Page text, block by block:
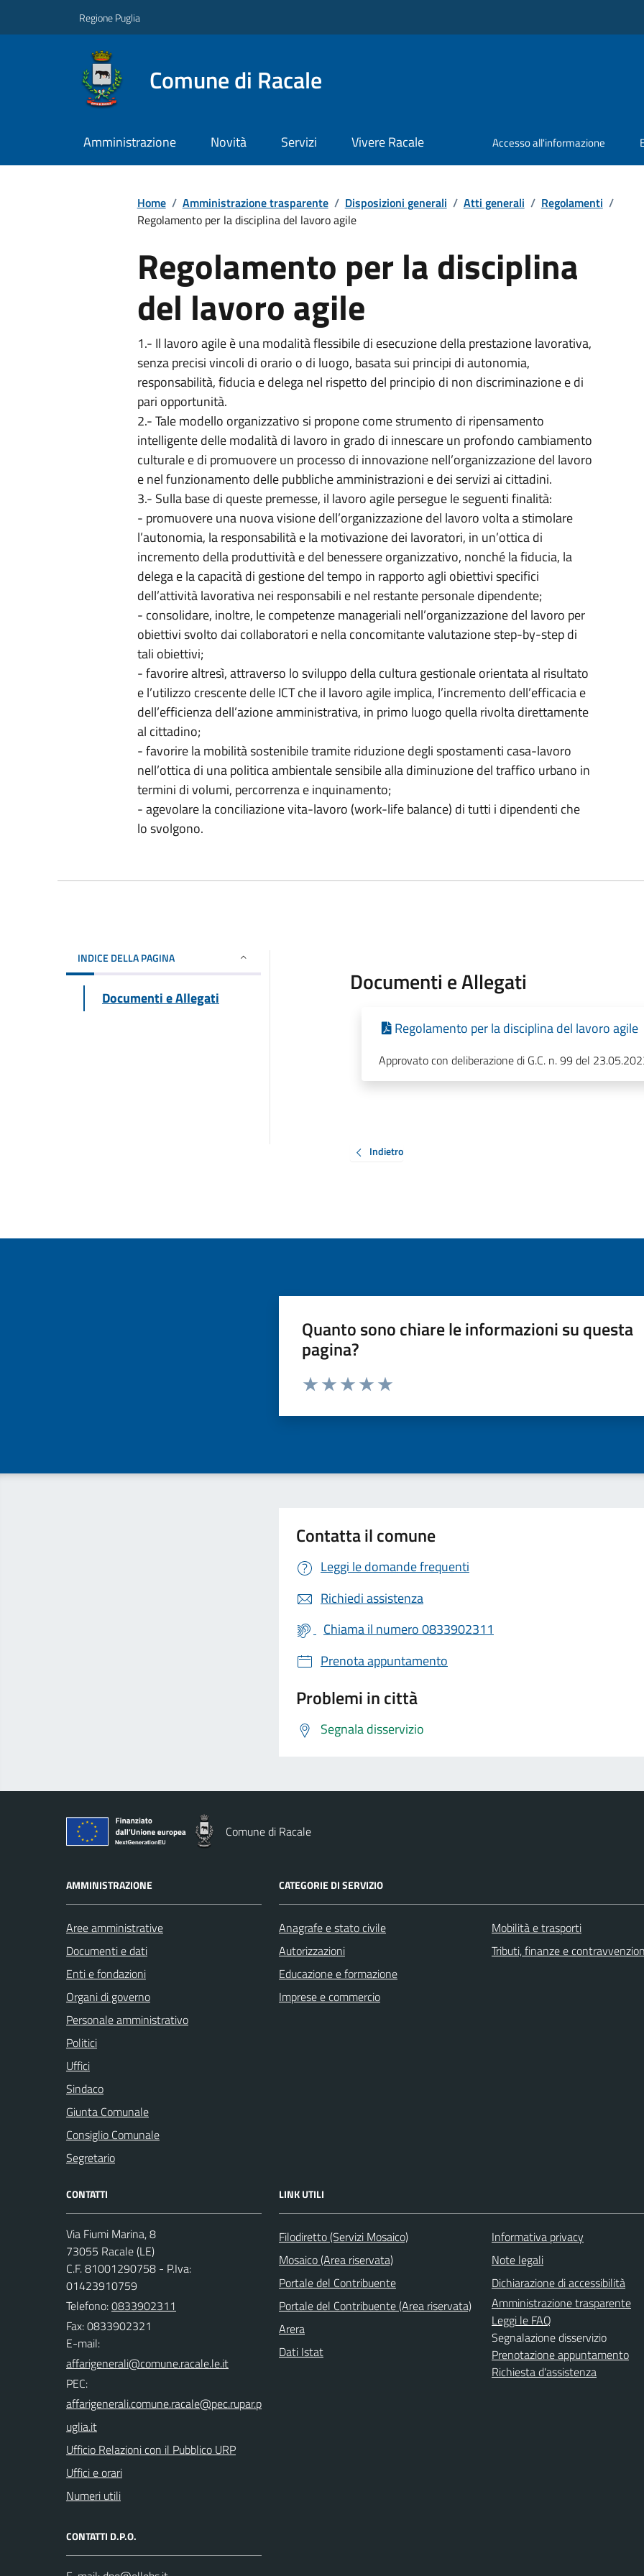
Regione Puglia
Comune di Racale
Amministrazione Novità Servizi Vivere Racale Accesso all'informazione
Home / Amministrazione trasparente / Disposizioni generali / Atti generali / Regolamenti /
Regolamento per la disciplina del lavoro agile
Regolamento per la disciplina
del lavoro agile
1.- Il lavoro agile è una modalità flessibile di esecuzione della prestazione lavorativa,
senza precisi vincoli di orario o di luogo, basata sui principi di autonomia,
responsabilità, fiducia e delega nel rispetto del principio di non discriminazione e di
pari opportunità.
2.- Tale modello organizzativo si propone come strumento di ripensamento
intelligente delle modalità di lavoro in grado di innescare un profondo cambiamento
culturale e di promuovere un processo di innovazione nell’organizzazione del lavoro
e nel funzionamento delle pubbliche amministrazioni e dei servizi ai cittadini.
3.- Sulla base di queste premesse, il lavoro agile persegue le seguenti finalità:
- promuovere una nuova visione dell’organizzazione del lavoro volta a stimolare
l’autonomia, la responsabilità e la motivazione dei lavoratori, in un’ottica di
incremento della produttività e del benessere organizzativo, nonché la fiducia, la
delega e la capacità di gestione del tempo in rapporto agli obiettivi specifici
dell’attività lavorativa nei responsabili e nel restante personale dipendente;
- consolidare, inoltre, le competenze manageriali nell’organizzazione del lavoro per
obiettivi svolto dai collaboratori e nella concomitante valutazione step-by-step di
tali obiettivi;
- favorire altresì, attraverso lo sviluppo della cultura gestionale orientata al risultato
e l’utilizzo crescente delle ICT che il lavoro agile implica, l’incremento dell’efficacia e
dell’efficienza dell’azione amministrativa, in primo luogo quella rivolta direttamente
al cittadino;
- favorire la mobilità sostenibile tramite riduzione degli spostamenti casa-lavoro
nell’ottica di una politica ambientale sensibile alla diminuzione del traffico urbano in
termini di volumi, percorrenza e inquinamento;
- agevolare la conciliazione vita-lavoro (work-life balance) di tutti i dipendenti che
lo svolgono.
INDICE DELLA PAGINA
Documenti e Allegati
Documenti e Allegati
Regolamento per la disciplina del lavoro agile
Approvato con deliberazione di G.C. n. 99 del
Indietro
Quanto sono chiare le informazioni su questa
pagina?
Valuta da 1 a 5 stelle la pagina
Contatta il comune
Leggi le domande frequenti
Richiedi assistenza
Chiama il numero 0833902311
Prenota appuntamento
Problemi in città
Segnala disservizio
Comune di Racale
AMMINISTRAZIONE
Aree amministrative
Documenti e dati
Enti e fondazioni
Organi di governo
Personale amministrativo
Politici
Uffici
Sindaco
Giunta Comunale
Consiglio Comunale
Segretario
CATEGORIE DI SERVIZIO
Anagrafe e stato civile
Autorizzazioni
Educazione e formazione
Imprese e commercio
Mobilità e trasporti
Tributi, finanze e
CONTATTI
Via Fiumi Marina, 8
73055 Racale (LE)
C.F. 81001290758 - P.Iva:
01423910759
Telefono:0833902311
Fax: 0833902321
E-mail:
PEC:
Ufficio Relazioni con il Pubblico URP
Uffici e orari
Numeri utili
CONTATTI D.P.O.
LINK UTILI
Filodiretto (Servizi Mosaico)
Mosaico (Area riservata)
Portale del Contribuente
Portale del Contribuente (Area riservata)
Arera
Dati Istat
Informativa privacy
Note legali
Dichiarazione di accessibilità
Amministrazione trasparente
Leggi le FAQ
Segnalazione disservizio
Prenotazione appuntamento
Richiesta d'assistenza